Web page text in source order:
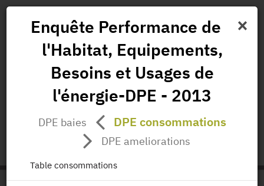
Projects Data
All Publications
Governance and Missions
status.io EN | FR
×
Enquête Performance de
l'Habitat, Equipements,
Besoins et Usages de
l'énergie-DPE - 2013
DPE baies DPE consommations
DPE ameliorations
Table consommations